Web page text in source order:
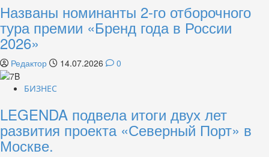
Названы номинанты 2-го отборочного
тура премии «Бренд года в России
2026»
Редактор 14.07.2026 0
БИЗНЕС
LEGENDA подвела итоги двух лет
развития проекта «Северный Порт» в
Москве.